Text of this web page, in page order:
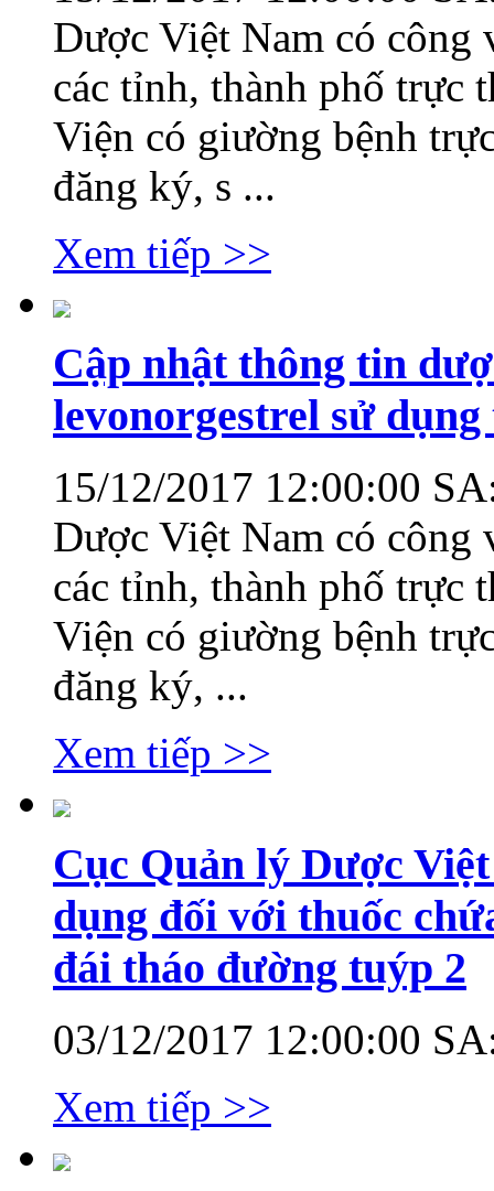
Dược Việt Nam có
các tỉnh, thành phố trực
Viện có giường bệnh
đăng ký, s ...
Xem tiếp >>
Cập nhật thông tin
levonorgestrel sử
15/12/2017 12:00:00
Dược Việt Nam có
các tỉnh, thành phố trực
Viện có giường bệnh
đăng ký, ...
Xem tiếp >>
Cục Quản lý Dược
dụng đối với thuốc
đái tháo đường tuýp 2
03/12/2017 12:00:00
Xem tiếp >>